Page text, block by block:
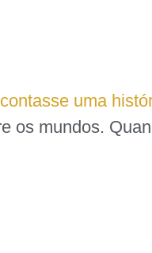
uma
os mundos.